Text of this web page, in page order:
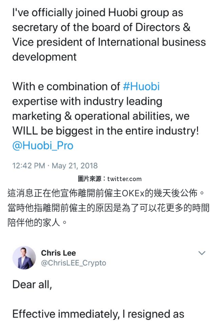
圖片來源：twitter.com
這消息正在他宣佈離開前僱主OKEx的幾天後公佈。
當時他指離開前僱主的原因是為了可以花更多的時間
陪伴他的家人。